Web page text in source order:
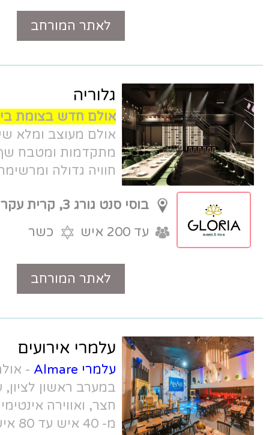
טלפון
גלוריה
אולם חדש בצומת בילו !
Gloria גלוריה,
אולם מעוצב ומלא שיק, עם מערכות
מתקדמות ומטבח שף ישראלי פורץ דרך.
חוויה גדולה ומרשימה לאירועים קטנים.
בוסי סנט גורג 3, קרית עקרון
כשר
טלפון
עלמרי אירועים
עלמרי Almare
- אולם קטן חדש ומשגע
במערב ראשון לציון, עם מטבח שף כשר,
חצר, ואווירה אינטימית. מקבלים אירועים
מ- 40 איש עד 80 איש.